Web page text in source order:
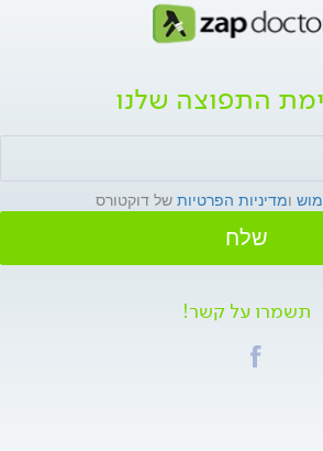
התפוצה שלנו
ומדיניות הפרטיות של דוקטורס
שלח
תשמרו על קשר!